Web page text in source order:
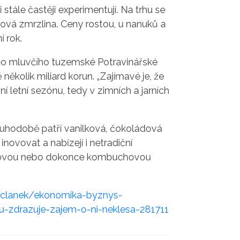
častěji experimentují. Na trhu se
zmrzlina. Ceny rostou, u nanuků a
rok.
mluvčího tuzemské Potravinářské
miliard korun. „Zajímavé je, že
letní sezónu, tedy v zimních a jarních
patří vanilková, čokoládová
a nabízejí i netradiční
nebo dokonce kombuchovou
ekonomika-byznys-
zajem-o-ni-neklesa-281711